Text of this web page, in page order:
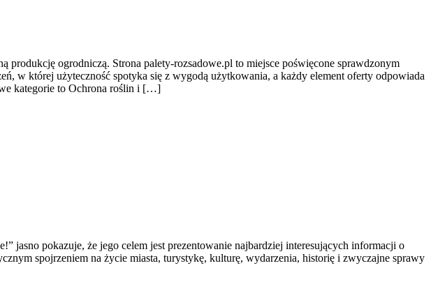
ogrodniczą. Strona palety-rozsadowe.pl to miejsce poświęcone sprawdzonym
w której użyteczność spotyka się z wygodą użytkowania, a każdy element oferty odpowiada
kategorie to Ochrona roślin i […]
jasno pokazuje, że jego celem jest prezentowanie najbardziej interesujących informacji o
spojrzeniem na życie miasta, turystykę, kulturę, wydarzenia, historię i zwyczajne sprawy